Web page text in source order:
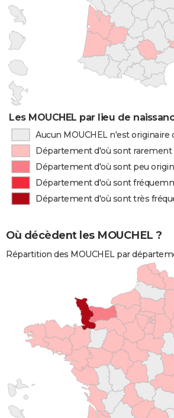
Les MOUCHEL par lieu de
Aucun MOUCHEL n'est
Département d'où sont rarement
Département d'où sont peu
Département d'où sont
Département d'où sont très
Où décèdent les MOUCHEL ?
Répartition des MOUCHEL par